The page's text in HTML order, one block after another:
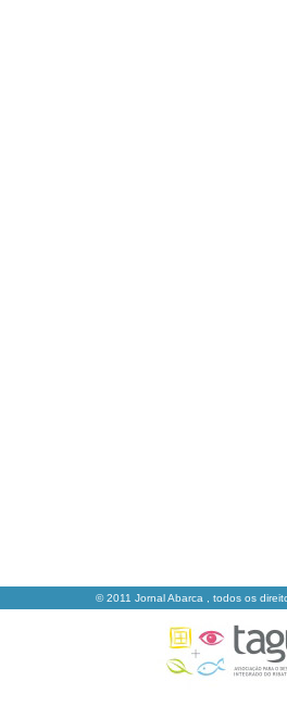
© 2011 Jornal Abarca , todos os